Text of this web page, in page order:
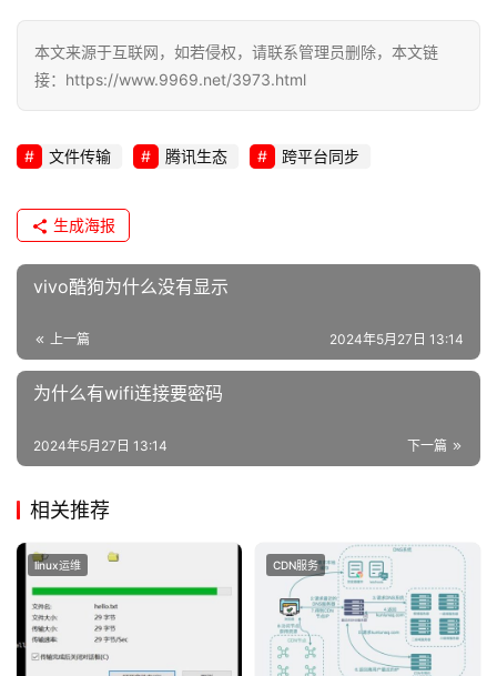
运
络
安
全
n
运
本文来源于互联网，如若侵权，请联系管理员删除，本文链
接：https://www.9969.net/3973.html
文件传输 腾讯生态 跨平台同步
生成海报
vivo酷狗为什么没有显示
上一篇 2024年5月27日 13:14
为什么有wifi连接要密码
下一篇
2024年5月27日 13:14
相关推荐
linux运维 CDN服务